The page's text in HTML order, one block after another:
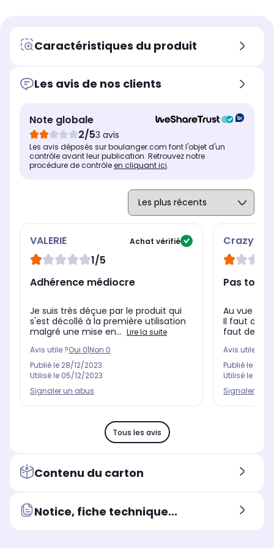
Caractéristiques du produit
Les avis de nos clients
Note globale
2/53 avis
Les avis déposés sur boulanger.com font l'objet d'un
contrôle avant leur publication. Retrouvez notre
procédure de contrôleen cliquant ici.
VALERIE Achat vérifié
1/5
Adhérence médiocre
Je suis très déçue par le produit qui
s'est décollé à la première utilisation
malgré une mise en... Lire la suite
Avis utile ?Oui 0 Non 0
Publié le 28/12/2023
Utilisé le 05/12/2023
Signaler un abus
Pas top
Au vue du
Il faut
faut des
Avis utile ?
Publié le
Utilisé le
Signaler un
Tous les avis
Contenu du carton
Notice, fiche technique...